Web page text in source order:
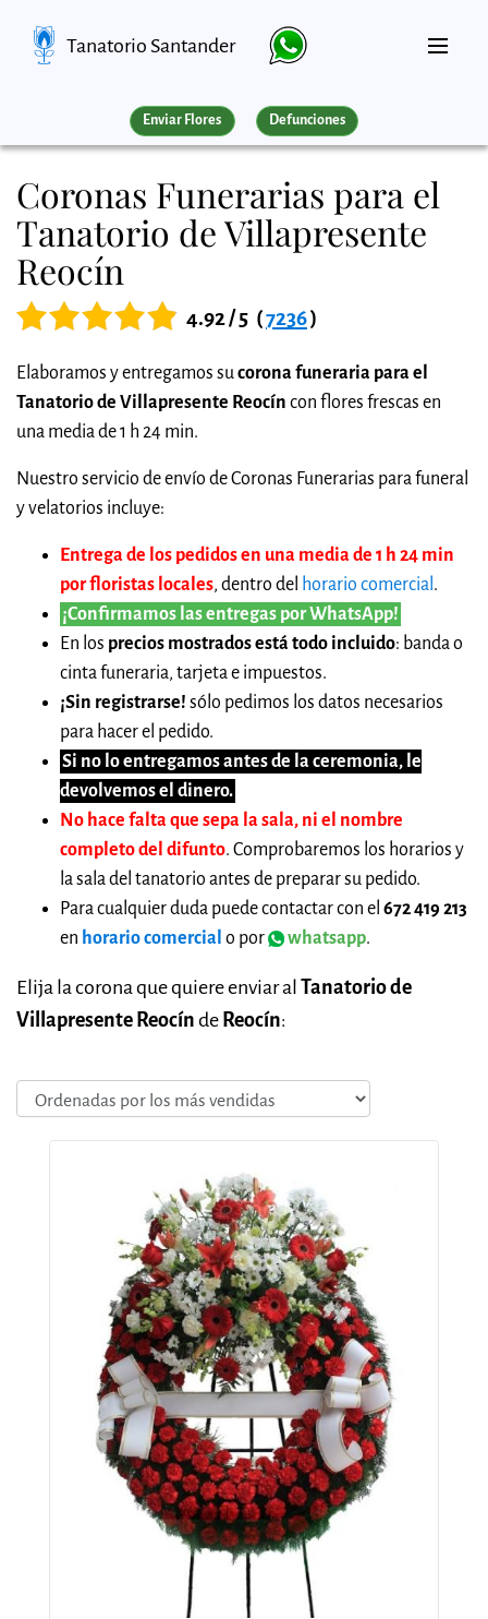
Tanatorio Santander
Enviar Flores Defunciones
Coronas Funerarias para el
Tanatorio de Villapresente
Reocín
4.92 / 5 (7236)
Elaboramos y entregamos sucorona funeraria para el
Tanatorio de Villapresente Reocín con flores frescas en
una media de 1 h 24 min.
Nuestro servicio de envío de Coronas Funerarias para funeral
y velatorios incluye:
Entrega de los pedidos en una media de 1 h 24 min
por floristas locales, dentro del horario comercial .
¡Confirmamos las entregas por WhatsApp!
En los precios mostrados está todo incluido: banda o
cinta funeraria, tarjeta e impuestos.
¡Sin registrarse! sólo pedimos los datos necesarios
para hacer el pedido.
Si no lo entregamos antes de la ceremonia, le
devolvemos el dinero.
No hace falta que sepa la sala, ni el nombre
completo del difunto. Comprobaremos los horarios y
la sala del tanatorio antes de preparar su pedido.
Para cualquier duda puede contactar con el 672 419 213
en horario comercial o por whatsapp.
Elija la corona que quiere enviar al Tanatorio de
Villapresente Reocín de Reocín: